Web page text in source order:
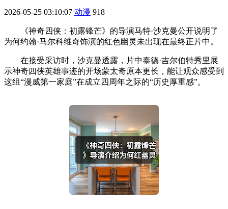
2026-05-25 03:10:07 动漫 918
《神奇四侠：初露锋芒》的导演马特·沙克曼公开说明了
为何约翰·马尔科维奇饰演的红色幽灵未出现在最终正片中。
在接受采访时，沙克曼透露，片中泰德·吉尔伯特秀里展
示神奇四侠英雄事迹的开场蒙太奇原本更长，能让观众感受到
这组“漫威第一家庭”在成立四周年之际的“历史厚重感”。